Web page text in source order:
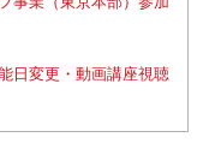
日変更・動画講座視聴